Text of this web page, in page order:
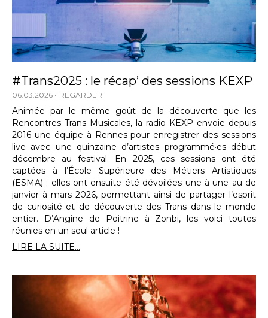
#Trans2025 : le récap’ des sessions KEXP
06.03.2026 REGARDER
Animée par le même goût de la découverte que les
Rencontres Trans Musicales, la radio KEXP envoie depuis
2016 une équipe à Rennes pour enregistrer des sessions
live avec une quinzaine d’artistes programmé·es début
décembre au festival. En 2025, ces sessions ont été
captées à l’École Supérieure des Métiers Artistiques
(ESMA) ; elles ont ensuite été dévoilées une à une au de
janvier à mars 2026, permettant ainsi de partager l’esprit
de curiosité et de découverte des Trans dans le monde
entier. D’Angine de Poitrine à Zonbi, les voici toutes
réunies en un seul article !
LIRE LA SUITE...